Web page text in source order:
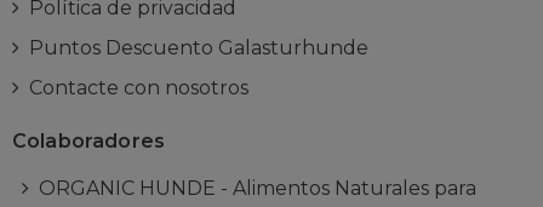
Política de privacidad
Puntos Descuento Galasturhunde
Contacte con nosotros
Colaboradores
ORGANIC HUNDE - Alimentos Naturales para